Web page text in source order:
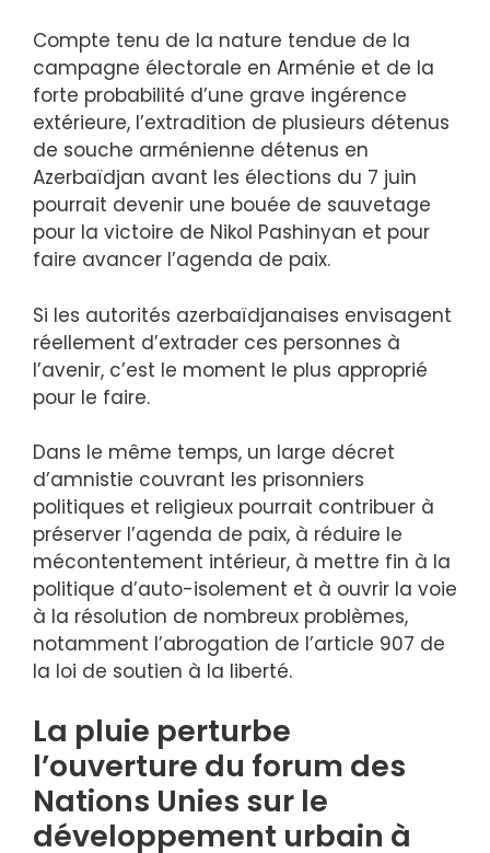
Compte tenu de la nature tendue de la
campagne électorale en Arménie et de la
forte probabilité d’une grave ingérence
extérieure, l’extradition de plusieurs détenus
de souche arménienne détenus en
Azerbaïdjan avant les élections du 7 juin
pourrait devenir une bouée de sauvetage
pour la victoire de Nikol Pashinyan et pour
faire avancer l’agenda de paix.
Si les autorités azerbaïdjanaises envisagent
réellement d’extrader ces personnes à
l’avenir, c’est le moment le plus approprié
pour le faire.
Dans le même temps, un large décret
d’amnistie couvrant les prisonniers
politiques et religieux pourrait contribuer à
préserver l’agenda de paix, à réduire le
mécontentement intérieur, à mettre fin à la
politique d’auto-isolement et à ouvrir la voie
à la résolution de nombreux problèmes,
notamment l’abrogation de l’article 907 de
la loi de soutien à la liberté.
La pluie perturbe
l’ouverture du forum des
Nations Unies sur le
développement urbain à